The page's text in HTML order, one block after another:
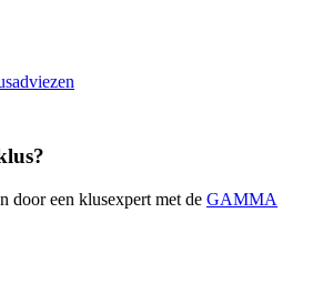
door een klusexpert met de GAMMA